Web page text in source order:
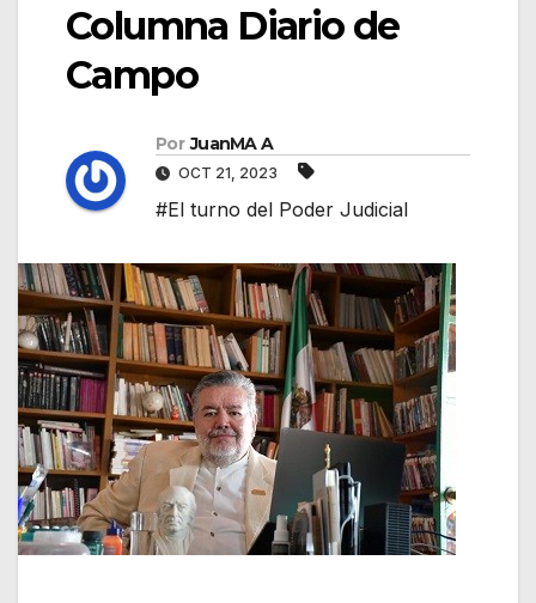
Columna Diario de
Campo
Por JuanMA A
OCT 21, 2023
#El turno del Poder Judicial